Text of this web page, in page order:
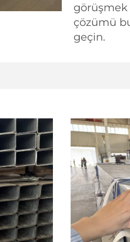
çözümü
geçin.